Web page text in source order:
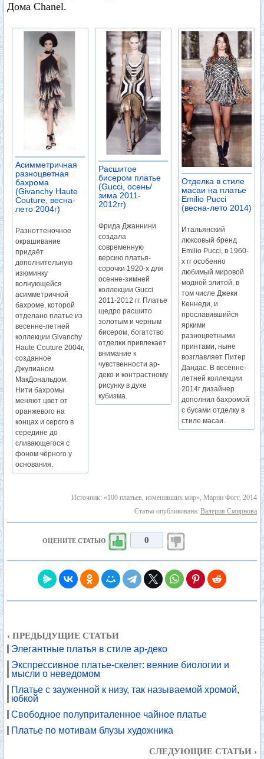
Дома Chanel.
Асимметричная
разноцветная
бахрома
(Givanchy Haute
Couture, весна-
лето 2004г)
Разноттеночное
окрашивание
придаёт
дополнительную
изюминку
волнующейся
асимметричной
бахроме, которой
отделано платье из
весенне-летней
коллекции Givanchy
Haute Couture 2004г,
созданное
Джулианом
МакДональдом.
Нити бахромы
меняют цвет от
оранжевого на
концах и серого в
середине до
сливающегося с
фоном чёрного у
основания.
Расшитое
бисером платье
(Gucci, осень/
зима 2011-
2012гг)
Фрида Джаннини
создала
современную
версию платья-
сорочки 1920-х для
осенне-зимней
коллекции Gucci
2011-2012 гг. Платье
щедро расшито
золотым и черным
бисером, богатство
отделки привлекает
внимание к
чувственности ар-
деко и контрастному
рисунку в духе
кубизма.
Отделка в стиле
масаи на платье
Emilio Pucci
(весна-лето 2014)
Итальянский
люксовый бренд
Emilio Pucci, в 1960-
х гг особенно
любимый мировой
модной элитой, в
том числе Джеки
Кеннеди, и
прославившийся
яркими
разноцветными
принтами, ныне
возглавляет Питер
Дандас. В весенне-
летней коллекции
2014г дизайнер
дополнил бахромой
с бусами отделку в
стиле масаи.
Источник: «100 платьев, изменивших мир», Марни Фогг, 2014
Статья опубликована: Валерия Смирнова
ОЦЕНИТЕ СТАТЬЮ 0
‹ ПРЕДЫДУЩИЕ СТАТЬИ
Элегантные платья в стиле ар-деко
Экспрессивное платье-скелет: веяние биологии и
мысли о неведомом
Платье с зауженной к низу, так называемой хромой,
юбкой
Свободное полуприталенное чайное платье
Платье по мотивам блузы художника
СЛЕДУЮЩИЕ СТАТЬИ ›